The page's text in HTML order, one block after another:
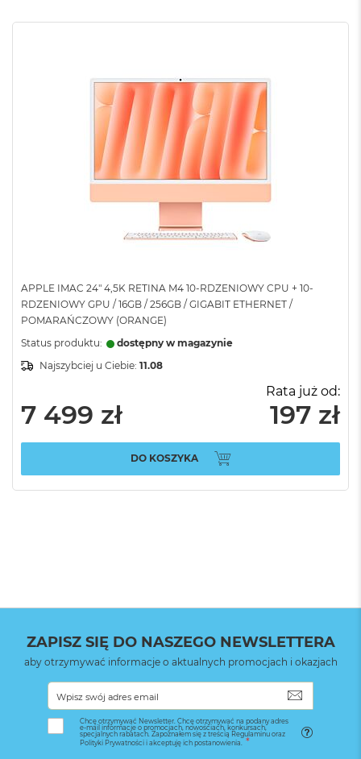
APPLE IMAC 24" 4,5K RETINA M4 10-RDZENIOWY CPU + 10-
RDZENIOWY GPU / 16GB / 256GB / GIGABIT ETHERNET /
POMARAŃCZOWY (ORANGE)
Status produktu:
dostępny w magazynie
Najszybciej u Ciebie: 11.08
7 499 zł
Rata już od:
197 zł
DO KOSZYKA
ZAPISZ SIĘ DO NASZEGO NEWSLETTERA
aby otrzymywać informacje o aktualnych promocjach i okazjach
Chcę otrzymywać Newsletter. Chcę otrzymywać na podany adres
e-mail informacje o promocjach, nowościach, konkursach,
specjalnych rabatach. Zapoznałem się z treścią Regulaminu oraz
Polityki Prywatności i akceptuję ich postanowienia.